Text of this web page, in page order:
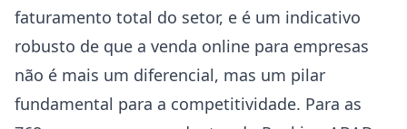
faturamento total do setor, e é um indicativo
robusto de que a venda online para empresas
não é mais um diferencial, mas um pilar
fundamental para a competitividade. Para as